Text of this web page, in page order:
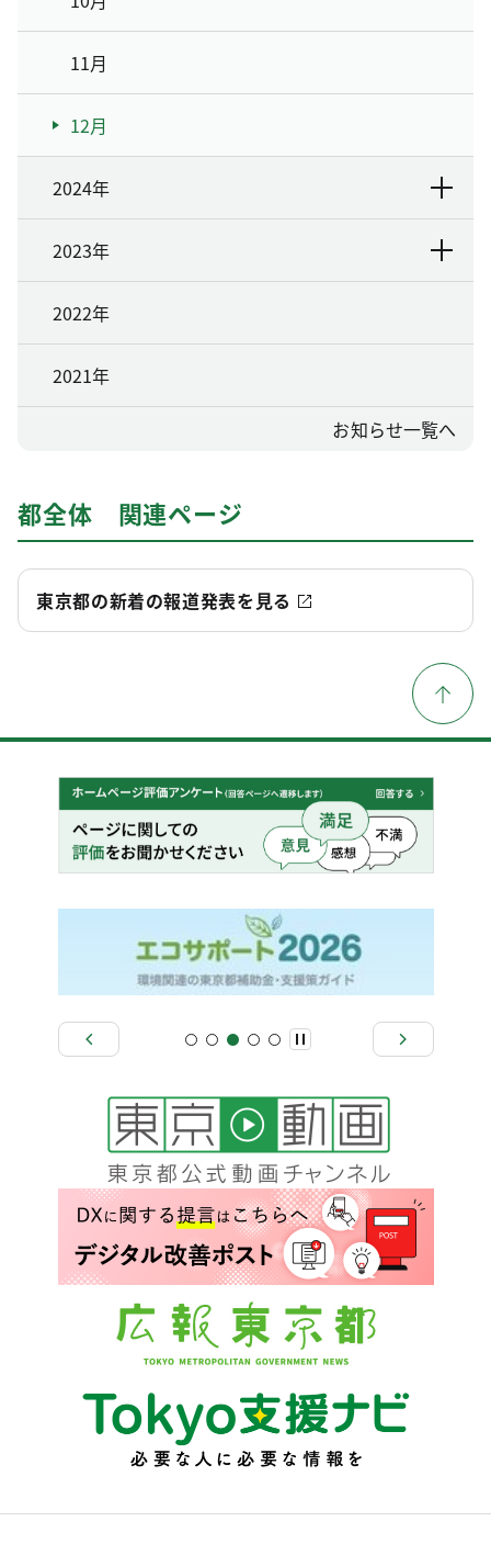
11月
12月
2024年
2023年
2022年
2021年
お知らせ一覧へ
都全体 関連ページ
東京都の新着の報道発表を見る